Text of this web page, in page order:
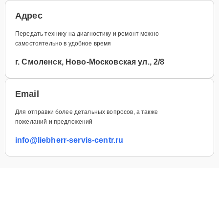
Адрес
Передать технику на диагностику и ремонт можно
самостоятельно в удобное время
г. Смоленск, Ново-Московская ул., 2/8
Email
Для отправки более детальных вопросов, а также
пожеланий и предложений
info@liebherr-servis-centr.ru